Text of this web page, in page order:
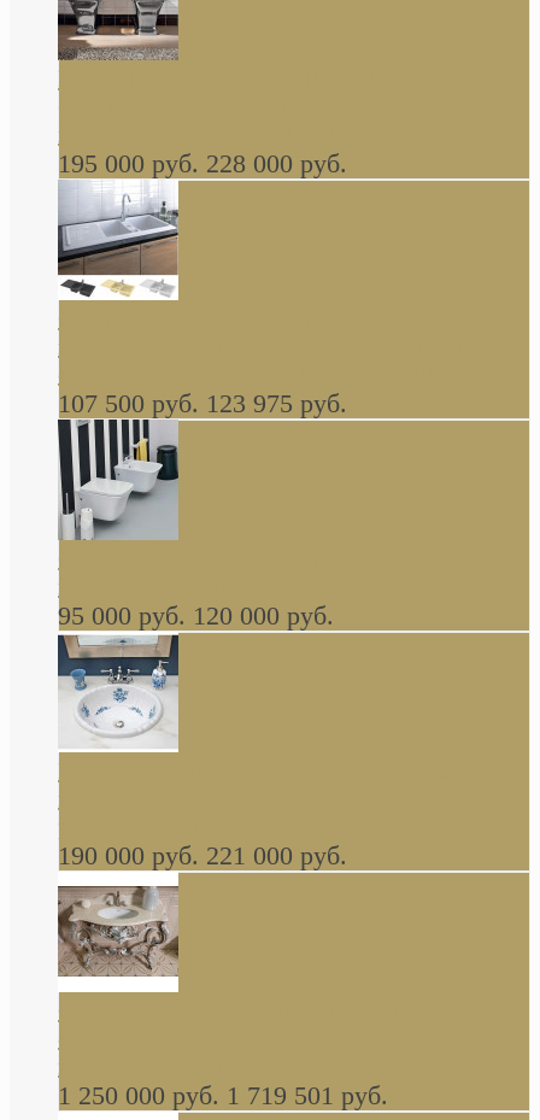
Butterfly Scarabeo КОМПЛЕКТ санфаянса
глянцевая платина В НАЛИЧИИ
195 000 руб. 228 000 руб.
керамическая мойка 1160 x 510 мм белая,
серая, черная, бежевая В НАЛИЧИИ
107 500 руб. 123 975 руб.
навесное КОМПЛЕКТ
95 000 руб. 120 000 руб.
Decorated Bathroom раковина овальная
встраиваемая для ванной с рисунком синяя
роза В НАЛИЧИИ
190 000 руб. 221 000 руб.
стиле барокко, из массива дерева, светло
коричневый матовый окрас + серебро
1 250 000 руб. 1 719 501 руб.